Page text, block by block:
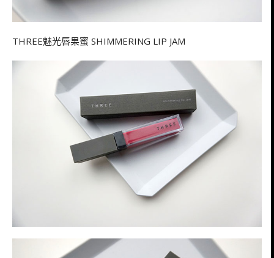
THREE魅光唇果蜜 SHIMMERING LIP JAM